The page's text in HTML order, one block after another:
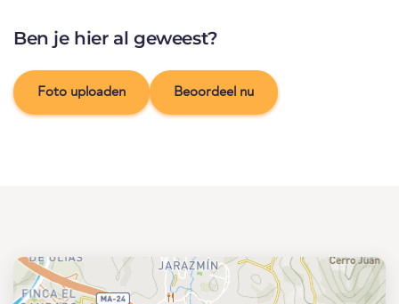
Ben je hier al geweest?
Foto uploaden Beoordeel nu